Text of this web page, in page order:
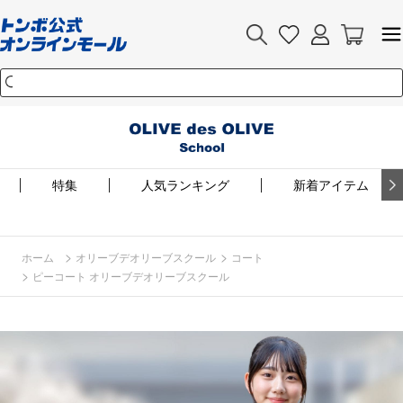
特集 人気ランキング 新着アイテム
ホーム > オリーブデオリーブスクール > コート
> ピーコート オリーブデオリーブスクール